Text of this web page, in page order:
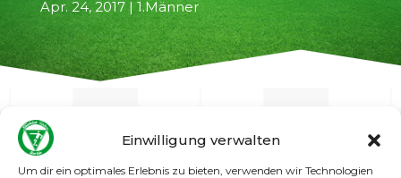
Einwilligung verwalten
Um dir ein optimales Erlebnis zu bieten, verwenden wir Technologien
Apr. 24, 2017| 1.Männer
←vorheriger Artikel nächster Artikel→